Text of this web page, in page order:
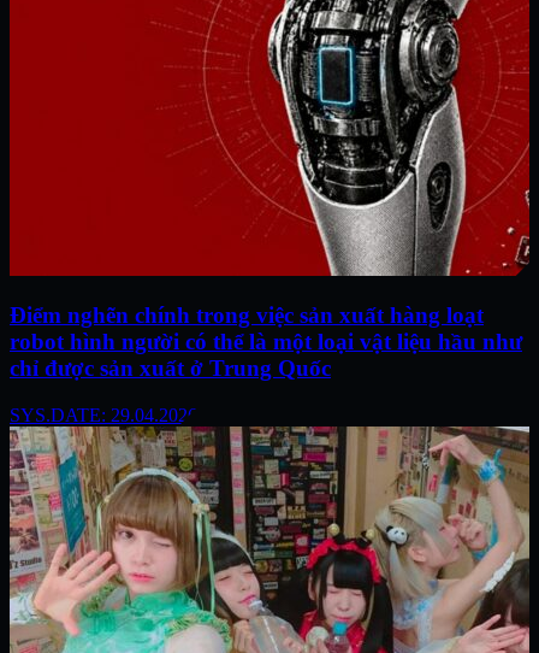
Điểm nghẽn chính trong việc sản xuất hàng loạt
robot hình người có thể là một loại vật liệu hầu như
chỉ được sản xuất ở Trung Quốc
SYS.DATE: 29.04.2026